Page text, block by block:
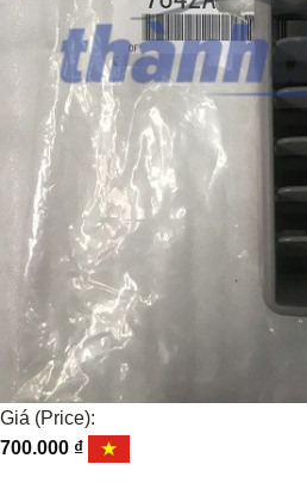
Giá (Price):
700.000 ₫